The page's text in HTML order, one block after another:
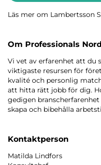
Läs mer om Lambertsson
Om Professionals Nord
Vi vet av erfarenhet att du
viktigaste resursen för
kvalité och personlig
att hitta rätt jobb för dig.
gedigen
skapa och bibehålla
Kontaktperson
Matilda Lindfors